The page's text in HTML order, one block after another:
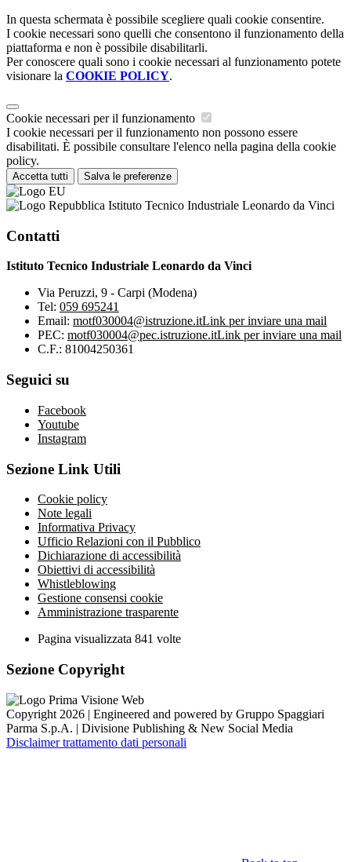
In questa schermata è possibile scegliere quali cookie consentire.
I cookie necessari sono quelli che consentono il funzionamento della
piattaforma e non è possibile disabilitarli.
Per conoscere quali sono i cookie necessari al funzionamento potete
visionare la COOKIE POLICY.
Cookie necessari per il funzionamento
I cookie necessari per il funzionamento non possono essere
disabilitati. È possibile consultare l'elenco nella pagina della cookie
policy.
Accetta tutti Salva le preferenze
Istituto Tecnico Industriale Leonardo da Vinci
Contatti
Istituto Tecnico Industriale Leonardo da Vinci
Via Peruzzi, 9 - Carpi (Modena)
Tel: 059 695241
Email: motf030004@istruzione.itLink per inviare una mail
PEC: motf030004@pec.istruzione.itLink per inviare una mail
C.F.: 81004250361
Seguici su
Facebook
Youtube
Instagram
Sezione Link Utili
Cookie policy
Note legali
Informativa Privacy
Ufficio Relazioni con il Pubblico
Dichiarazione di accessibilità
Obiettivi di accessibilità
Whistleblowing
Gestione consensi cookie
Amministrazione trasparente
Pagina visualizzata 841 volte
Sezione Copyright
Copyright 2026 | Engineered and powered by Gruppo Spaggiari
Parma S.p.A. | Divisione Publishing & New Social Media
Disclaimer trattamento dati personali